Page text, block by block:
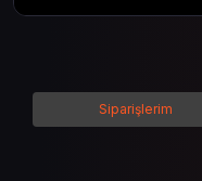
kadar her şeyi
içeriği boyunca
detaylarına
kullanımının
Siparişlerim